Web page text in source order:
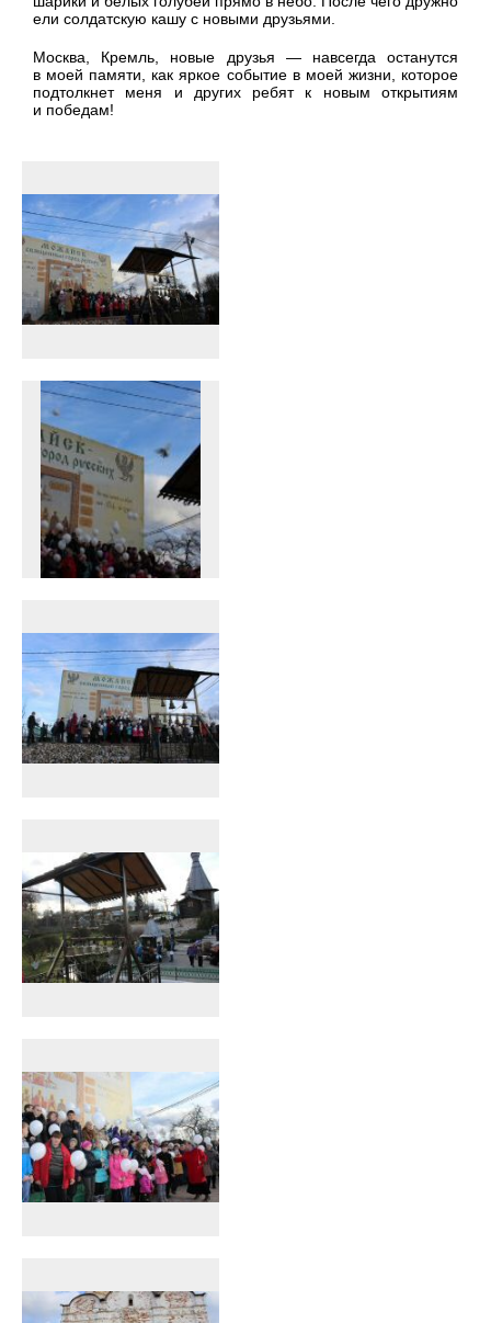
ели солдатскую кашу с новыми друзьями.
Москва, Кремль, новые друзья — навсегда останутся
в моей памяти, как яркое событие в моей жизни, которое
подтолкнет меня и других ребят к новым открытиям
и победам!